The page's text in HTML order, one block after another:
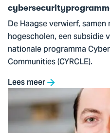
De Haagse verwierf,
hogescholen, een subsidie
nationale programma
Communities (CYRCLE).
Lees meer
Ga
naar
Promotiebeurs